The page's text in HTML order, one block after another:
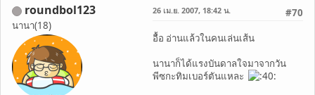
roundbol123
นานา(18)
#70
26 เม.ย. 2007, 18:42 น.
อื้อ อ่านแล้วในคนเล่นเส้น
นานาก็ได้แรงบันดาลใจมาจากวัน
พีซกะทิมเบอร์ตันแหละ